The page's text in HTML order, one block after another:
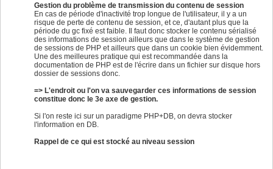
Gestion du problème de transmission du contenu de session
En cas de période d'inactivité trop longue de l'utilisateur, il y a un
risque de perte de contenu de session, et ce, d'autant plus que la
période du gc fixé est faible. Il faut donc stocker le contenu sérialisé
des informations de session ailleurs que dans le système de gestion
de sessions de PHP et ailleurs que dans un cookie bien évidemment.
Une des meilleures pratique qui est recommandée dans la
documentation de PHP est de l'écrire dans un fichier sur disque hors
dossier de sessions donc.
=> L'endroit ou l'on va sauvegarder ces informations de session
constitue donc le 3e axe de gestion.
Si l'on reste ici sur un paradigme PHP+DB, on devra stocker
l'information en DB.
Rappel de ce qui est stocké au niveau session